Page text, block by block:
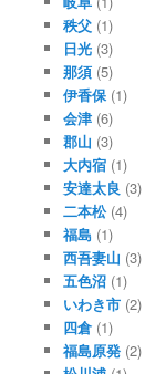
秩父(1)
日光(3)
那須(5)
伊香保(1)
会津(6)
郡山 (3)
大内宿(1)
安達太良 (3)
二本松(4)
福島(1)
西吾妻山 (3)
五色沼(1)
いわき市(2)
四倉(1)
福島原発(2)